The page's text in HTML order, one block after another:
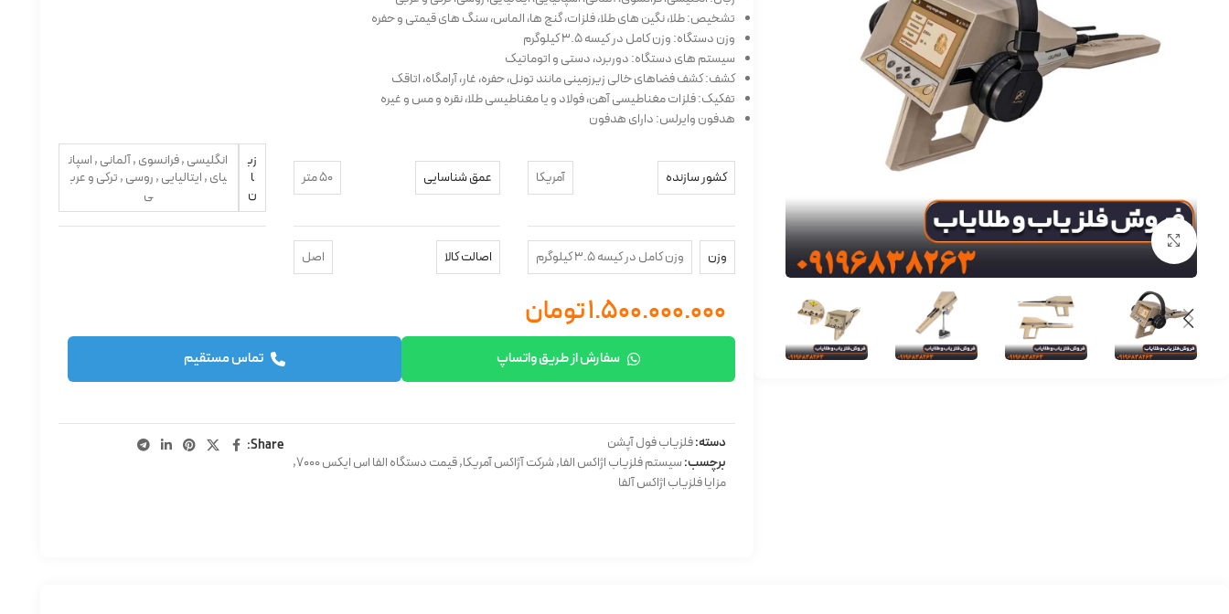
برای بزرگنمایی کلیک کنید
تشخیص: طلا، نگین های طلا، فلزات، گنج ها، الماس، سنگ های قیمتی و حفره
وزن دستگاه: وزن کامل در کیسه 3.5 کیلوگرم
سیستم های دستگاه: دوربرد، دستی و اتوماتیک
کشف: کشف فضاهای خالی زیرزمینی مانند تونل، حفره، غار، آرامگاه، اتاقک
تفکیک: فلزات مغناطیسی آهن، فولاد و یا مغناطیسی طلا، نقره و مس و غیره
هدفون وایرلس: دارای هدفون
کشور سازنده آمریکا عمق شناسایی 50 متر
زب
ا
ن
انگلیسی , فرانسوی , آلمانی , اسپان
یای , ایتالیایی , روسی , ترکی و عرب
ی
وزن وزن کامل در کیسه 3.5 کیلوگرم اصالت کالا اصل
۱.۵۰۰.۰۰۰.۰۰۰تومان
سفارش از طریق واتساپ تماس مستقیم
دسته:فلزیاب فول آپشن
برچسب:سیستم فلزیاب اژاکس الفا,شرکت آژاکس آمریکا,قیمت دستگاه الفا اس ایکس 7000
,
مزایا فلزیاب اژاکس آلفا
Share: